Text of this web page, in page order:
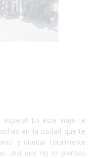
espera! En éste viaje te
en la ciudad que te
y quedar totalmente
¡Así que no lo pienses